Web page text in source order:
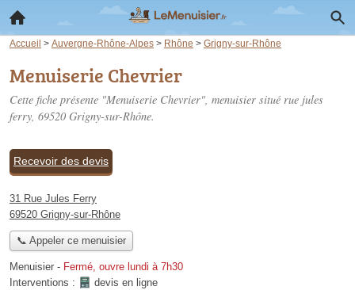
Accueil > Auvergne-Rhône-Alpes > Rhône > Grigny-sur-Rhône
Menuiserie Chevrier
Cette fiche présente "Menuiserie Chevrier", menuisier situé rue jules
ferry, 69520 Grigny-sur-Rhône.
Recevoir des devis
31 Rue Jules Ferry
69520 Grigny-sur-Rhône
📞 Appeler ce menuisier
Menuisier - Fermé, ouvre lundi à 7h30
Interventions :
devis en ligne